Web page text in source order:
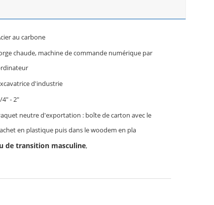
au carbone
chaude, machine de commande numérique par
d'industrie
4" - 2"
neutre d'exportation : boîte de carton avec le
en plastique puis dans le woodem en pla
de transition masculine,